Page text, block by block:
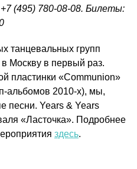
(495) 780-08-08. Билеты:
танцевальных групп
Москву в первый раз.
пластинки «Communion»
альбомов 2010-х), мы,
песни. Years & Years
«Ласточка». Подробнее
здесь.